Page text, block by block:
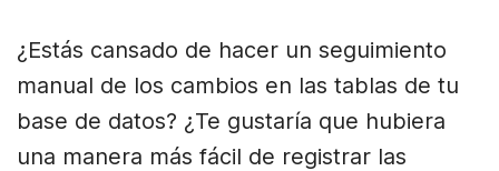
¿Estás cansado de hacer un seguimiento
manual de los cambios en las tablas de tu
base de datos? ¿Te gustaría que hubiera
una manera más fácil de registrar las